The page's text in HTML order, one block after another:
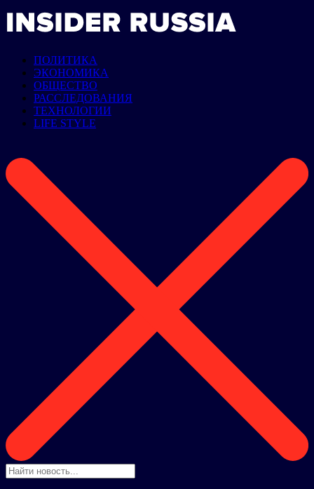
ПОЛИТИКА
ЭКОНОМИКА
ОБЩЕСТВО
РАССЛЕДОВАНИЯ
ТЕХНОЛОГИИ
LIFE STYLE